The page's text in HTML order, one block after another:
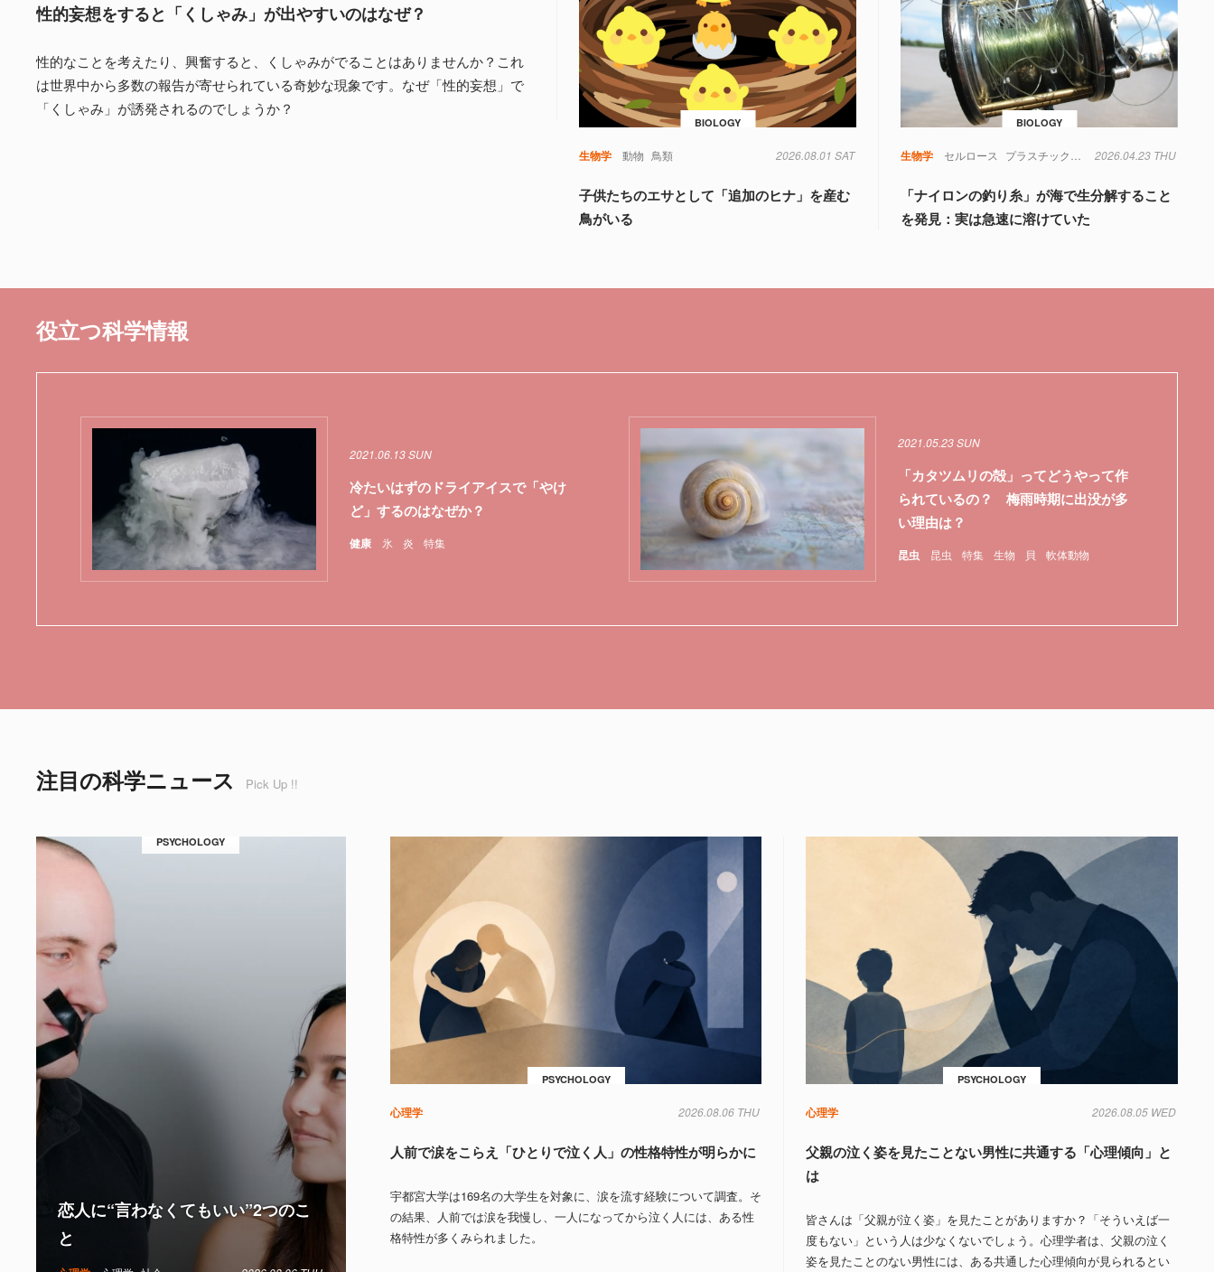
性的妄想をすると「くしゃみ」が出やすいのはなぜ？
性的なことを考えたり、興奮すると、くしゃみがでることはありませんか？これ
は世界中から多数の報告が寄せられている奇妙な現象です。なぜ「性的妄想」で
「くしゃみ」が誘発されるのでしょうか？
BIOLOGY
生物学 動物 鳥類 2026.08.01 SAT
子供たちのエサとして「追加のヒナ」を産む
鳥がいる
BIOLOGY
生物学 セルロース プラスチック 微生物 海洋生物 生物学
2026.04.23 THU
「ナイロンの釣り糸」が海で生分解すること
を発見：実は急速に溶けていた
役立つ科学情報
健康 氷 炎 特集
2021.06.13 SUN
冷たいはずのドライアイスで「やけ
ど」するのはなぜか？
昆虫 昆虫 特集 生物 貝 軟体動物
2021.05.23 SUN
「カタツムリの殻」ってどうやって作
られているの？ 梅雨時期に出没が多
い理由は？
注目の科学ニュース Pick Up !!
PSYCHOLOGY
恋人に“言わなくてもいい”2つのこ
と
PSYCHOLOGY
心理学 2026.08.06 THU
人前で涙をこらえ「ひとりで泣く人」の性格特性が明らかに
宇都宮大学は169名の大学生を対象に、涙を流す経験について調査。そ
の結果、人前では涙を我慢し、一人になってから泣く人には、ある性
格特性が多くみられました。
PSYCHOLOGY
心理学 2026.08.05 WED
父親の泣く姿を見たことない男性に共通する「心理傾向」と
は
皆さんは「父親が泣く姿」を見たことがありますか？「そういえば一
度もない」という人は少なくないでしょう。心理学者は、父親の泣く
姿を見たことのない男性には、ある共通した心理傾向が見られるとい